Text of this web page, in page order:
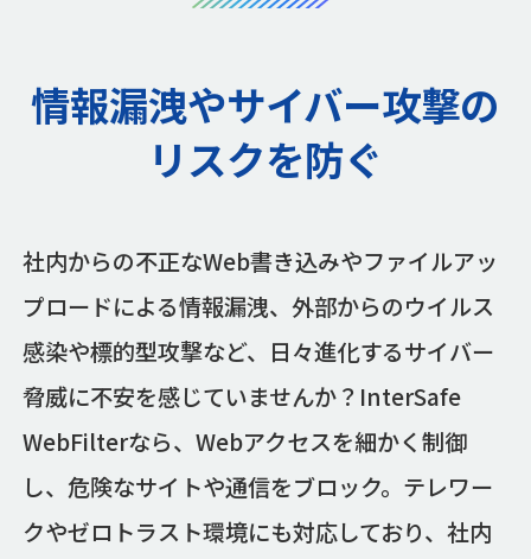
情報漏洩やサイバー攻撃の
リスクを防ぐ
社内からの不正なWeb書き込みやファイルアッ
プロードによる情報漏洩、外部からのウイルス
感染や標的型攻撃など、日々進化するサイバー
脅威に不安を感じていませんか？InterSafe
WebFilterなら、Webアクセスを細かく制御
し、危険なサイトや通信をブロック。テレワー
クやゼロトラスト環境にも対応しており、社内